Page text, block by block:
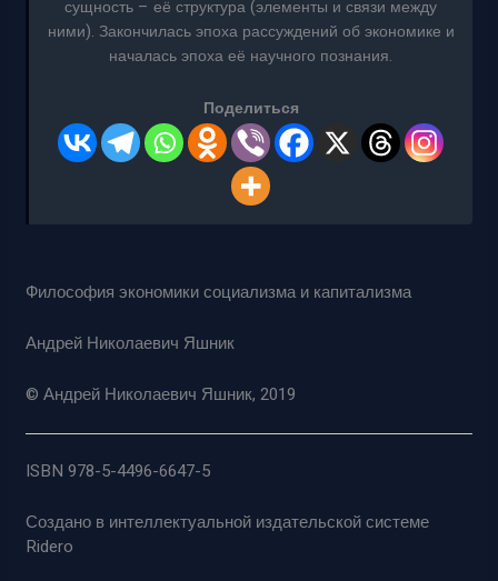
сущность – её структура (элементы и связи между
ними). Закончилась эпоха рассуждений об экономике и
началась эпоха её научного познания.
Поделиться
Философия экономики социализма и капитализма
Андрей Николаевич Яшник
© Андрей Николаевич Яшник, 2019
ISBN 978-5-4496-6647-5
Создано в интеллектуальной издательской системе
Ridero